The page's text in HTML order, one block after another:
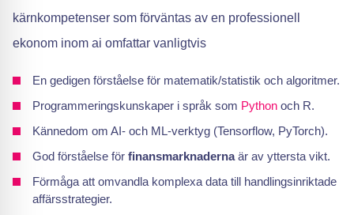
kärnkompetenser som förväntas av en professionell
ekonom inom ai omfattar vanligtvis
En gedigen förståelse för matematik/statistik och algoritmer.
Programmeringskunskaper i språk som Python och R.
Kännedom om AI- och ML-verktyg (Tensorflow, PyTorch).
God förståelse för finansmarknadernaär av yttersta vikt.
Förmåga att omvandla komplexa data till handlingsinriktade
affärsstrategier.